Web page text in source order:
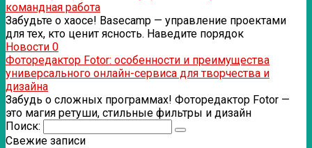
командная работа
Забудьте о хаосе! Basecamp — управление проектами
для тех, кто ценит ясность. Наведите порядок
Новости 0
Фоторедактор Fotor: особенности и преимущества
универсального онлайн-сервиса для творчества и
дизайна
Забудь о сложных программах! Фоторедактор Fotor —
это магия ретуши, стильные фильтры и дизайн
Поиск:
Свежие записи